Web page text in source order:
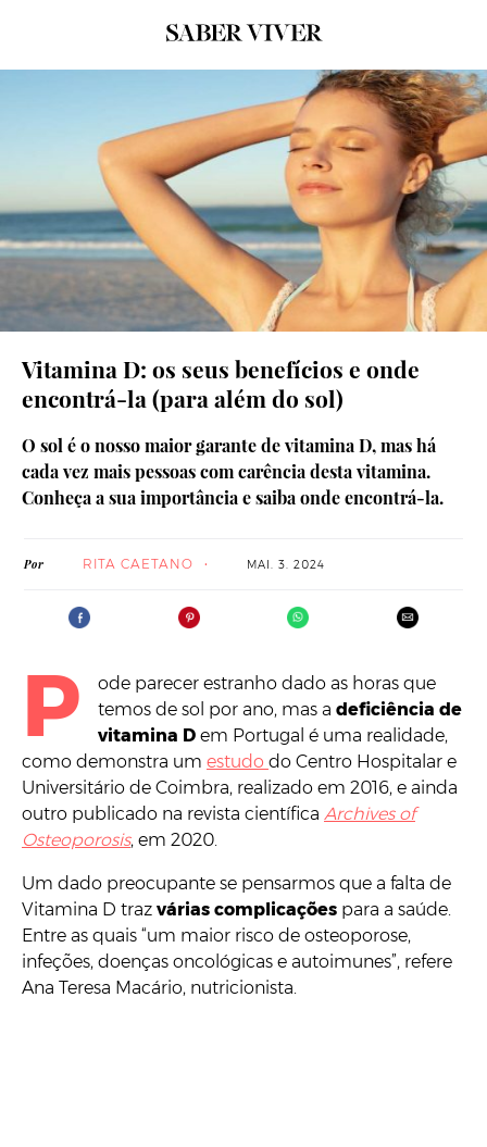
Vitamina D: os seus benefícios e onde
encontrá-la (para além do sol)
O sol é o nosso maior garante de vitamina D, mas há
cada vez mais pessoas com carência desta vitamina.
Conheça a sua importância e saiba onde encontrá-la.
Por RITA CAETANO MAI. 3. 2024
P
ode parecer estranho dado as horas que
temos de sol por ano, mas a deficiência de
vitamina D em Portugal é uma realidade,
como demonstra um estudo do Centro Hospitalar e
Universitário de Coimbra, realizado em 2016, e ainda
outro publicado na revista científica Archives of
Osteoporosis, em 2020.
Um dado preocupante se pensarmos que a falta de
Vitamina D traz várias complicações para a saúde.
Entre as quais “um maior risco de osteoporose,
infeções, doenças oncológicas e autoimunes”, refere
Ana Teresa Macário, nutricionista.